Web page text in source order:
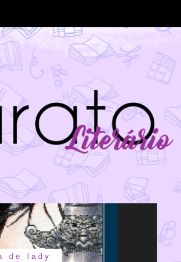
Amanda Lovelace